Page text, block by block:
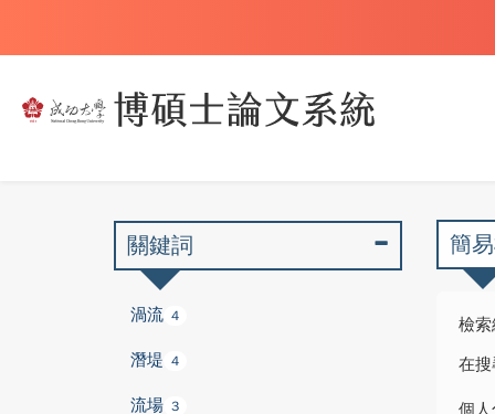
簡
檢
在
個
關鍵詞
渦流 4
潛堤 4
流場 3